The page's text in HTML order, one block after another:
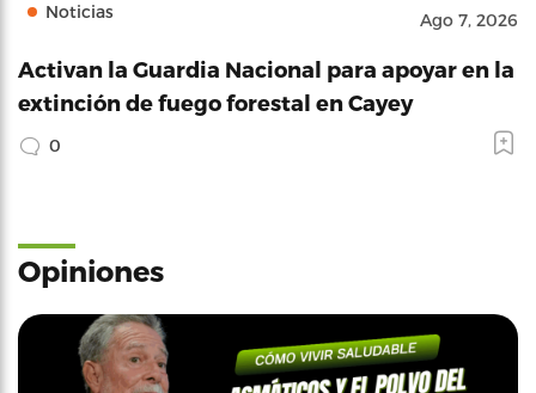
Noticias Ago 7, 2026
Activan la Guardia Nacional para apoyar en la
extinción de fuego forestal en Cayey
0
Opiniones